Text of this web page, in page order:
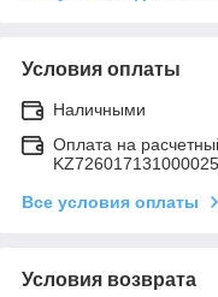
Условия оплаты
Наличными
Оплата на
Все условия оплаты
Условия возврата